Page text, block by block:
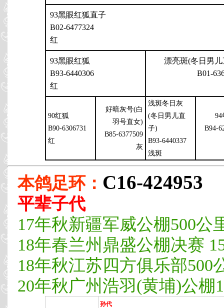
93黑眼红狐直子
B02-6477324
红
93黑眼红狐
B93-6440306
红
漂亮斑(冬日男
B01-
90红狐
B90-6306731
红
好暗灰号(白
羽号直女)
B85-6377509
灰
浅斑冬日灰
(冬日男儿直
子)
B93-6440337
浅斑
94
B94-
本鸽足环： C16-424953
平辈子代
17年秋新疆军威公棚500公
18年春兰州鼎盛公棚决赛
18年秋江苏四方俱乐部500
20年秋广州浩羽(黄埔)公棚
孙代